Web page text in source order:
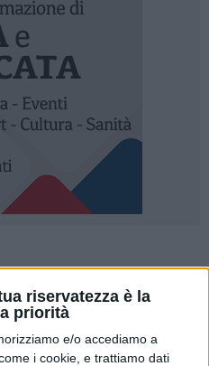
riservatezza è la
priorità
e/o accediamo a
i cookie, e trattiamo dati
dirlo, ma a scanso di
a Matera quest'anno non si
la festa di san Giuseppe. Il
infatti, ha firmato